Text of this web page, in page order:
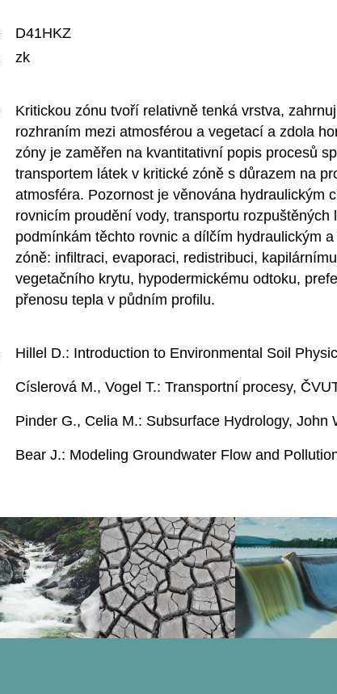
D41HKZ
zk
Kritickou zónu tvoří relativně tenká vrstva,
rozhraním mezi atmosférou a vegetací a zdola
zóny je zaměřen na kvantitativní popis procesů
transportem látek v kritické zóně s důrazem na
atmosféra. Pozornost je věnována hydraulickým
rovnicím proudění vody, transportu
podmínkám těchto rovnic a dílčím hydraulickým
zóně: infiltraci, evaporaci, redistribuci,
vegetačního krytu, hypodermickému odtoku,
přenosu tepla v půdním profilu.
Hillel D.: Introduction to Environmental Soil
Císlerová M., Vogel T.: Transportní procesy,
Pinder G., Celia M.: Subsurface Hydrology, John
Bear J.: Modeling Groundwater Flow and